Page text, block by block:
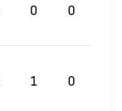
0 0
1 0